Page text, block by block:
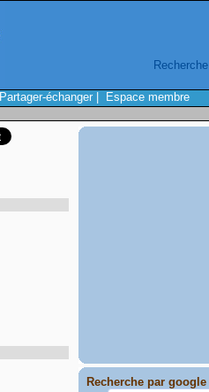
Recherche
Partager-échanger|
Espace membre
Recherche par google